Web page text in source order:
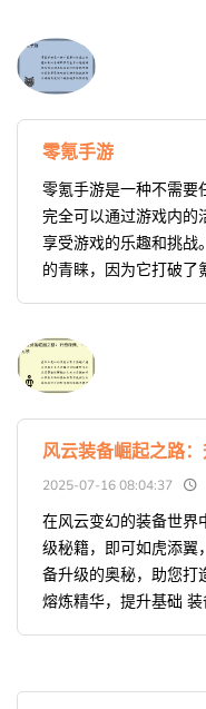
零氪手游
零氪手游是一种不需要
完全可以通过游戏内的
享受游戏的乐趣和挑战
的青睐，因为它打破了
风云装备崛起之路
2025-07-16 08:04:37
在风云变幻的装备世界
级秘籍，即可如虎添翼
备升级的奥秘，助您打
熔炼精华，提升基础